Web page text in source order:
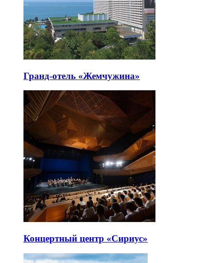
Гранд-отель «Жемчужина»
Концертный центр «Сириус»